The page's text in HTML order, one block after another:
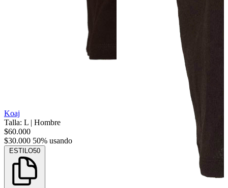
Koaj
Talla: L | Hombre
$60.000
$30.000 50% usando
ESTILO50